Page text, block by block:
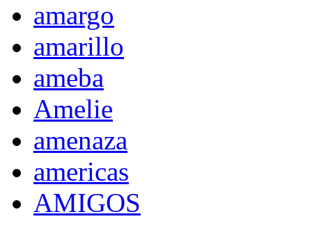
amargo
amarillo
ameba
Amelie
amenaza
americas
AMIGOS